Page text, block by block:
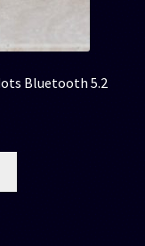
Bluetooth 5.2